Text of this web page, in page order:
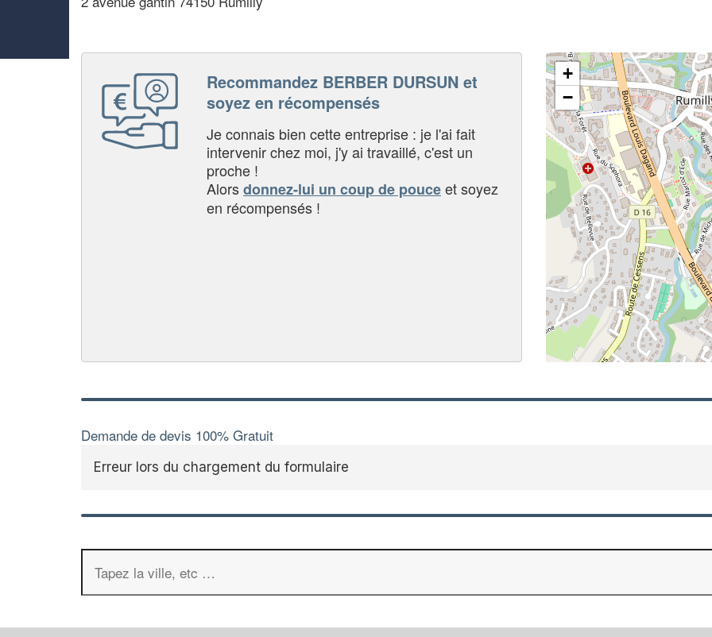
Recommandez BERBER DURSUN et
soyez en récompensés
Je connais bien cette entreprise : je l'ai fait
intervenir chez moi, j'y ai travaillé, c'est un
proche !
Alorsdonnez-lui un coup de pouceet soyez
en récompensés !
+
−
Demande de devis 100% Gratuit
Erreur lors du chargement du formulaire